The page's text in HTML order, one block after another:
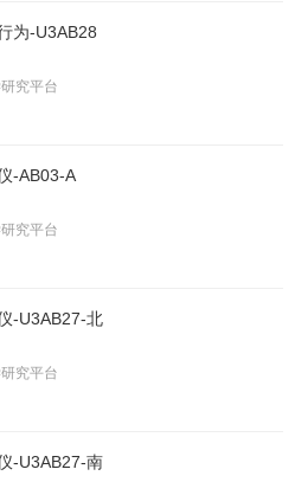
为-U3AB28
究平台
-AB03-A
究平台
-U3AB27-北
究平台
-U3AB27-南